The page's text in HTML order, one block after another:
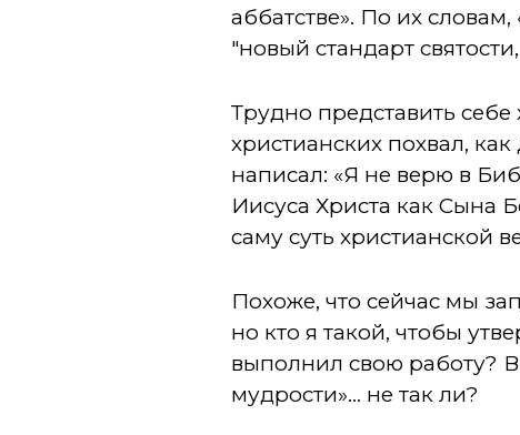
аббатстве». По их словам,
"новый стандарт
Трудно представить себе
христианских похвал,
написал: «Я не верю в
Иисуса Христа как Сына
саму суть христианской
Похоже, что сейчас мы
но кто я такой, чтобы
выполнил свою работу?
мудрости»... не так ли?